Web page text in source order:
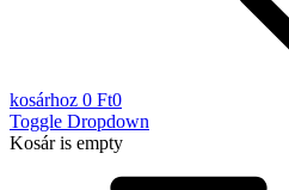
kosárhoz 0 Ft0
Toggle Dropdown
Kosáris empty